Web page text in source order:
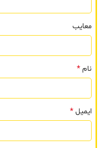
معایب
نام*
ایمیل*